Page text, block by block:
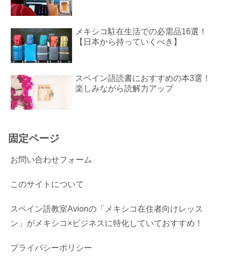
メキシコ駐在生活での必需品16選！
【日本から持っていくべき】
スペイン語読書におすすめの本3選！
楽しみながら読解力アップ
固定ページ
お問い合わせフォーム
このサイトについて
スペイン語教室Avionの「メキシコ在住者向けレッス
ン」がメキシコ×ビジネスに特化していておすすめ！
プライバシーポリシー